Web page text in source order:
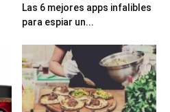
Las 6 mejores apps infalibles
para espiar un...